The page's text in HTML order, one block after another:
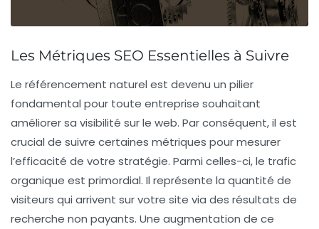
Les Métriques SEO Essentielles à Suivre
Le référencement naturel est devenu un pilier
fondamental pour toute entreprise souhaitant
améliorer sa visibilité sur le web. Par conséquent, il est
crucial de suivre certaines métriques pour mesurer
l’efficacité de votre stratégie. Parmi celles-ci, le trafic
organique est primordial. Il représente la quantité de
visiteurs qui arrivent sur votre site via des résultats de
recherche non payants. Une augmentation de ce